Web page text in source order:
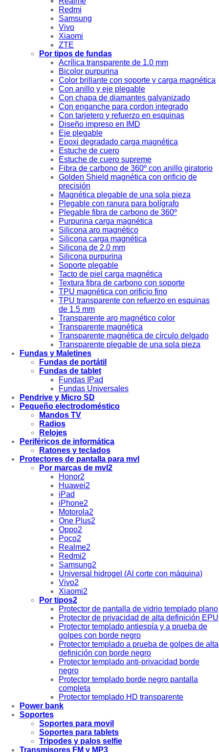
Redmi
Samsung
Vivo
Xiaomi
ZTE
Por tipos de fundas
Acrílica transparente de 1.0 mm
Bicolor purpurina
Color brillante con soporte y carga magnética
Con anillo y eje plegable
Con chapa de diamantes galvanizado
Con enganche para cordon integrado
Con tarjetero y refuerzo en esquinas
Diseño impreso en IMD
Eje plegable
Epoxi degradado carga magnética
Estuche de cuero
Estuche de cuero supreme
Fibra de carbono de 360º con anillo giratorio
Golden Shield magnética con orificio de
precisión
Magnética plegable de una sola pieza
Plegable con ranura para bolígrafo
Plegable fibra de carbono de 360º
Purpurina carga magnética
Silicona aro magnético
Silicona carga magnética
Silicona de 2.0 mm
Silicona purpurina
Soporte plegable
Tacto de piel carga magnética
Textura fibra de carbono con soporte
TPU magnética con orificio fino
TPU transparente con refuerzo en esquinas
de 1.5 mm
Transparente aro magnético color
Transparente magnética
Transparente magnética de círculo delgado
Transparente plegable de una sola pieza
Fundas y Maletines
Fundas de portátil
Fundas de tablet
Fundas IPad
Fundas Universales
Pendrive y Micro SD
Pequeño electrodoméstico
Mandos TV
Radios
Relojes
Periféricos de informática
Ratones y teclados
Protectores de pantalla para mvl
Por marcas de mvl2
Honor2
Huawei2
iPad
iPhone2
Motorola2
One Plus2
Oppo2
Poco2
Realme2
Redmi2
Samsung2
Universal hidrogel (Al corte con máquina)
Vivo2
Xiaomi2
Por tipos2
Protector de pantalla de vidrio templado plano
Protector de privacidad de alta definición EPU
Protector templado antiespía y a prueba de
golpes con borde negro
Protector templado a prueba de golpes de alta
definición con borde negro
Protector templado anti-privacidad borde
negro
Protector templado borde negro pantalla
completa
Protector templado HD transparente
Power bank
Soportes
Soportes para movil
Soportes para tablets
Tripodes y palos selfie
Transmisores FM y MP3